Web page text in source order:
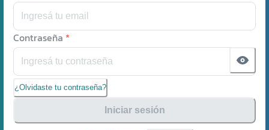
Contraseña *
¿Olvidaste tu contraseña?
Iniciar sesión